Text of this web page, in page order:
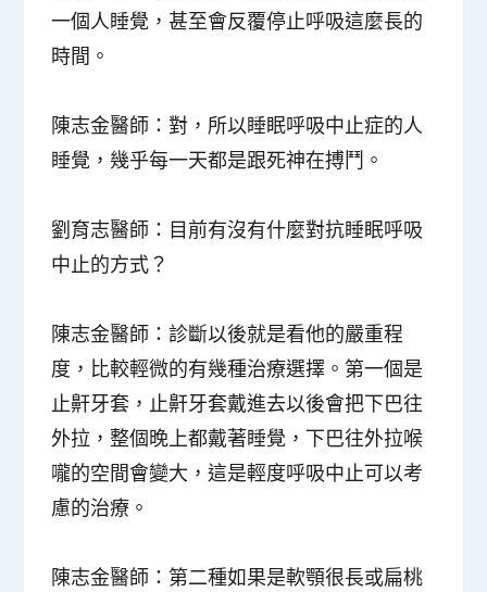
一個人睡覺，甚至會反覆停止呼吸這麼長的
時間。
陳志金醫師 ：對，所以睡眠呼吸中止症的人
睡覺，幾乎每一天都是跟死神在搏鬥。
劉育志醫師 ：目前有沒有什麼對抗睡眠呼吸
中止的方式？
陳志金醫師 ：診斷以後就是看他的嚴重程
度，比較輕微的有幾種治療選擇。第一個是
止鼾牙套，止鼾牙套戴進去以後會把下巴往
外拉，整個晚上都戴著睡覺，下巴往外拉喉
嚨的空間會變大，這是輕度呼吸中止可以考
慮的治療。
陳志金醫師 ：第二種如果是軟顎很長或扁桃